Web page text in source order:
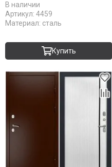
В наличии
Артикул: 4459
Материал: сталь
Купить